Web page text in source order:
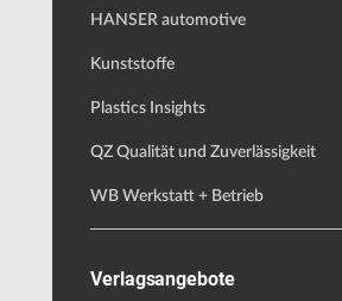
HANSER automotive
Kunststoffe
Plastics Insights
QZ Qualität und Zuverlässigkeit
WB Werkstatt + Betrieb
Verlagsangebote